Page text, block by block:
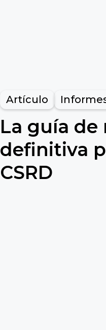
Artículo
La guía de
definitiva
CSRD